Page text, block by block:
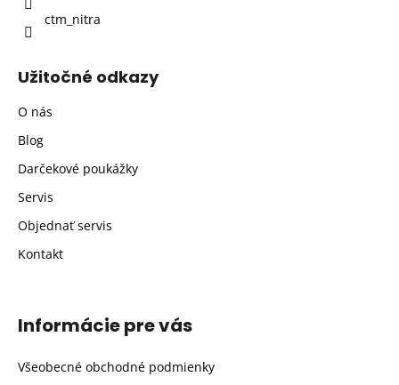
ctm_nitra
Užitočné odkazy
O nás
Blog
Darčekové poukážky
Servis
Objednať servis
Kontakt
Informácie pre vás
Všeobecné obchodné podmienky